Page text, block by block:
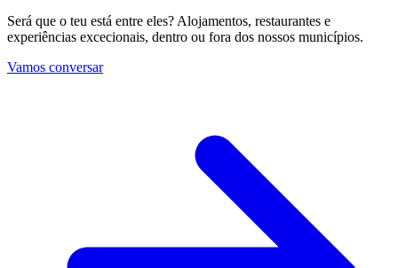
Será que o teu está entre eles? Alojamentos, restaurantes e
experiências excecionais, dentro ou fora dos nossos municípios.
Vamos conversar